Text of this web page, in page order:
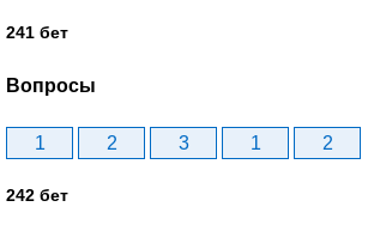
241 бет
Вопросы
1 2 3 1 2
242 бет